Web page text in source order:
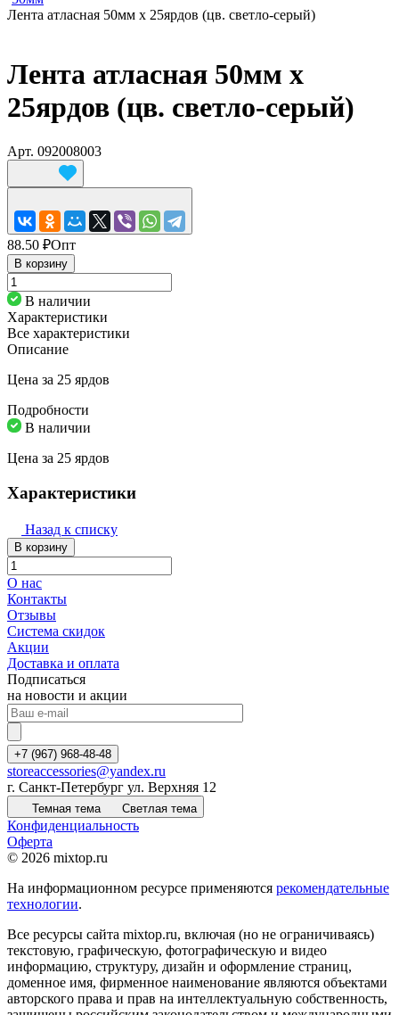
Лента атласная 50мм х 25ярдов (цв. светло-серый)
Лента атласная 50мм х
25ярдов (цв. светло-серый)
Арт. 092008003
88.50 ₽Опт
В корзину
В наличии
Характеристики
Все характеристики
Описание
Цена за 25 ярдов
Подробности
В наличии
Цена за 25 ярдов
Характеристики
Назад к списку
В корзину
О нас
Контакты
Отзывы
Система скидок
Акции
Доставка и оплата
Подписаться
на новости и акции
+7 (967) 968-48-48
storeaccessories@yandex.ru
г. Санкт-Петербург ул. Верхняя 12
Темная тема Светлая тема
Конфиденциальность
Оферта
© 2026 mixtop.ru
На информационном ресурсе применяются рекомендательные
технологии.
Все ресурсы сайта mixtop.ru, включая (но не ограничиваясь)
текстовую, графическую, фотографическую и видео
информацию, структуру, дизайн и оформление страниц,
доменное имя, фирменное наименование являются объектами
авторского права и прав на интеллектуальную собственность,